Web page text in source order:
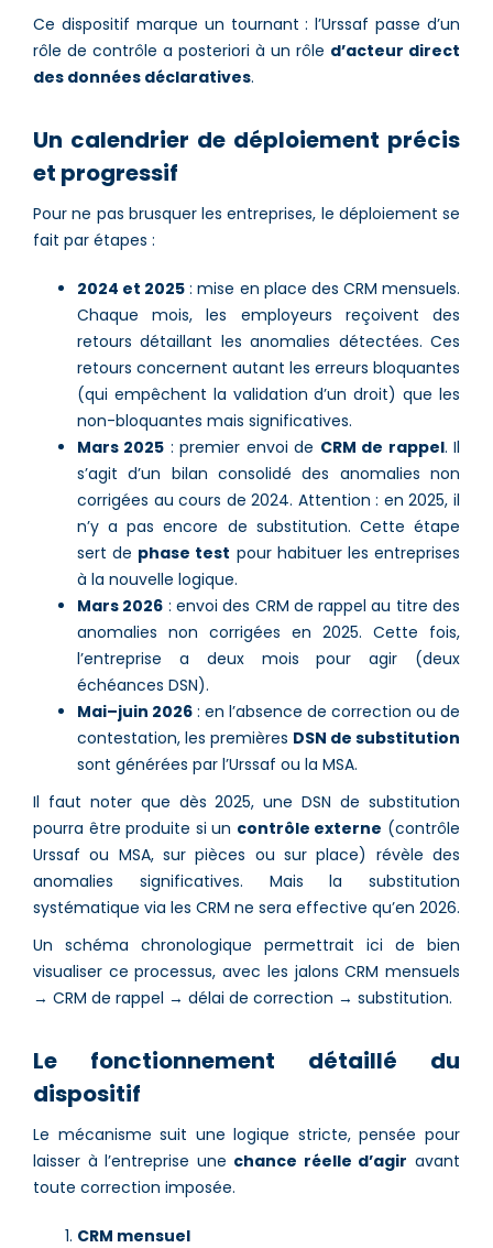
Ce dispositif marque un tournant : l’Urssaf passe d’un
rôle de contrôle a posteriori à un rôle d’acteur direct
des données déclaratives.
Un calendrier de déploiement précis
et progressif
Pour ne pas brusquer les entreprises, le déploiement se
fait par étapes :
2024 et 2025 : mise en place des CRM mensuels.
Chaque mois, les employeurs reçoivent des
retours détaillant les anomalies détectées. Ces
retours concernent autant les erreurs bloquantes
(qui empêchent la validation d’un droit) que les
non-bloquantes mais significatives.
Mars 2025 : premier envoi de CRM de rappel. Il
s’agit d’un bilan consolidé des anomalies non
corrigées au cours de 2024. Attention : en 2025, il
n’y a pas encore de substitution. Cette étape
sert de phase test pour habituer les entreprises
à la nouvelle logique.
Mars 2026 : envoi des CRM de rappel au titre des
anomalies non corrigées en 2025. Cette fois,
l’entreprise a deux mois pour agir (deux
échéances DSN).
Mai–juin 2026 : en l’absence de correction ou de
contestation, les premières DSN de substitution
sont générées par l’Urssaf ou la MSA.
Il faut noter que dès 2025, une DSN de substitution
pourra être produite si un contrôle externe (contrôle
Urssaf ou MSA, sur pièces ou sur place) révèle des
anomalies significatives. Mais la substitution
systématique via les CRM ne sera effective qu’en 2026.
Un schéma chronologique permettrait ici de bien
visualiser ce processus, avec les jalons CRM mensuels
→ CRM de rappel → délai de correction → substitution.
Le fonctionnement détaillé du
dispositif
Le mécanisme suit une logique stricte, pensée pour
laisser à l’entreprise une chance réelle d’agir avant
toute correction imposée.
CRM mensuel